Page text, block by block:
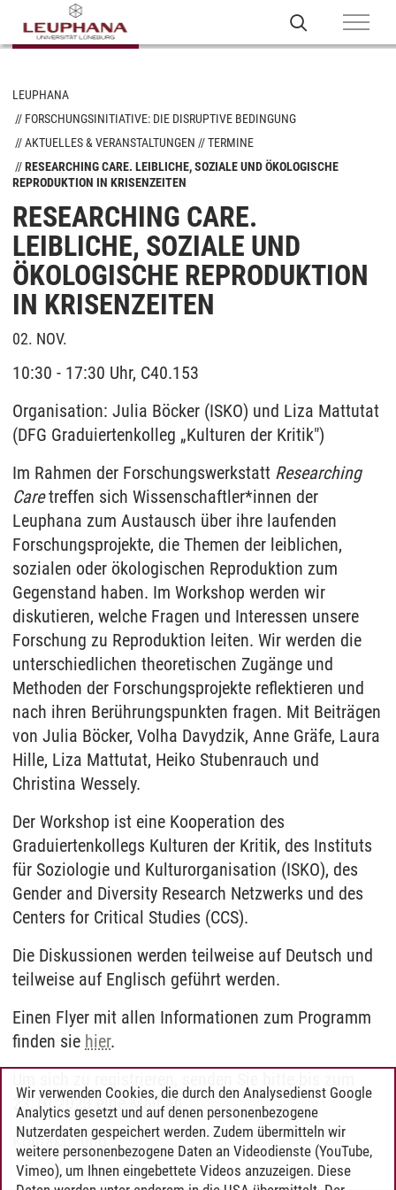
LEUPHANA
FORSCHUNGSINITIATIVE: DIE DISRUPTIVE BEDINGUNG
AKTUELLES & VERANSTALTUNGEN
TERMINE
RESEARCHING CARE. LEIBLICHE, SOZIALE UND ÖKOLOGISCHE
REPRODUKTION IN KRISENZEITEN
RESEARCHING CARE.
LEIBLICHE, SOZIALE UND
ÖKOLOGISCHE REPRODUKTION
IN KRISENZEITEN
02. NOV.
10:30 - 17:30 Uhr, C40.153
Organisation: Julia Böcker (ISKO) und Liza Mattutat
(DFG Graduiertenkolleg „Kulturen der Kritik")
Im Rahmen der Forschungswerkstatt Researching
Caretreffen sich Wissenschaftler*innen der
Leuphana zum Austausch über ihre laufenden
Forschungsprojekte, die Themen der leiblichen,
sozialen oder ökologischen Reproduktion zum
Gegenstand haben. Im Workshop werden wir
diskutieren, welche Fragen und Interessen unsere
Forschung zu Reproduktion leiten. Wir werden die
unterschiedlichen theoretischen Zugänge und
Methoden der Forschungsprojekte reflektieren und
nach ihren Berührungspunkten fragen. Mit Beiträgen
von Julia Böcker, Volha Davydzik, Anne Gräfe, Laura
Hille, Liza Mattutat, Heiko Stubenrauch und
Christina Wessely.
Der Workshop ist eine Kooperation des
Graduiertenkollegs Kulturen der Kritik, des Instituts
für Soziologie und Kulturorganisation (ISKO), des
Gender and Diversity Research Netzwerks und des
Centers for Critical Studies (CCS).
Die Diskussionen werden teilweise auf Deutsch und
teilweise auf Englisch geführt werden.
Einen Flyer mit allen Informationen zum Programm
finden sie hier.
23.10.2023 eine Mail an
Kontakt: und
Wir verwenden Cookies, die durch den Analysedienst Google
Analytics gesetzt und auf denen personenbezogene
Nutzerdaten gespeichert werden. Zudem übermitteln wir
weitere personenbezogene Daten an Videodienste (YouTube,
Vimeo), um Ihnen eingebettete Videos anzuzeigen. Diese